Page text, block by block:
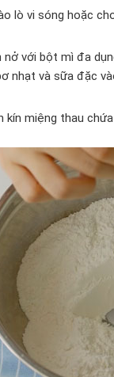
lò vi sóng hoặc
với bột mì đa
và sữa đặc
kín miệng thau